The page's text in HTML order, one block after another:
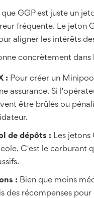
GGP est juste un
fréquente. Le jeton
aligner les intérêts
concrètement
: Pour créer un
assurance. Si
être brûlés ou
de dépôts : Les
C'est le carburant
: Bien que moins
des récompenses